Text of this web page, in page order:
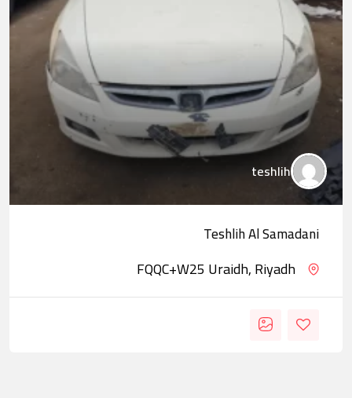
teshlih
Teshlih Al Samadani
FQQC+W25 Uraidh, Riyadh